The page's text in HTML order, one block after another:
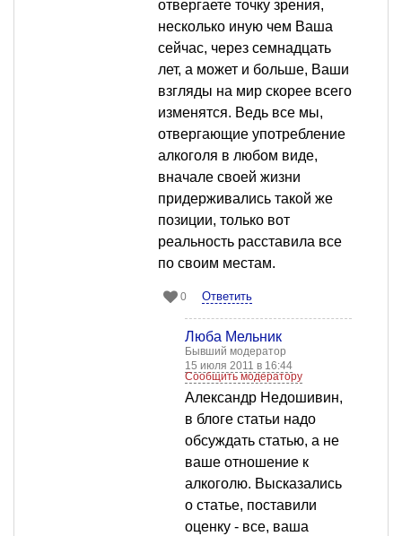
отвергаете точку зрения,
несколько иную чем Ваша
сейчас, через семнадцать
лет, а может и больше, Ваши
взгляды на мир скорее всего
изменятся. Ведь все мы,
отвергающие употребление
алкоголя в любом виде,
вначале своей жизни
придерживались такой же
позиции, только вот
реальность расставила все
по своим местам.
0 Ответить
Люба Мельник
Бывший модератор
15 июля 2011 в 16:44
Сообщить модератору
Александр Недошивин,
в блоге статьи надо
обсуждать статью, а не
ваше отношение к
алкоголю. Высказались
о статье, поставили
оценку - все, ваша